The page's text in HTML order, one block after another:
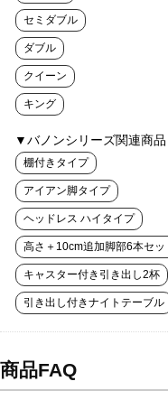
セミダブル
ダブル
クイーン
キング
▼バノンシリーズ関連商品
棚付きタイプ
アイアン脚タイプ
ヘッドレス ハイタイプ
高さ＋10cm追加脚部6本セッ
キャスター付き引き出し2杯
引き出し付きナイトテーブル
商品FAQ